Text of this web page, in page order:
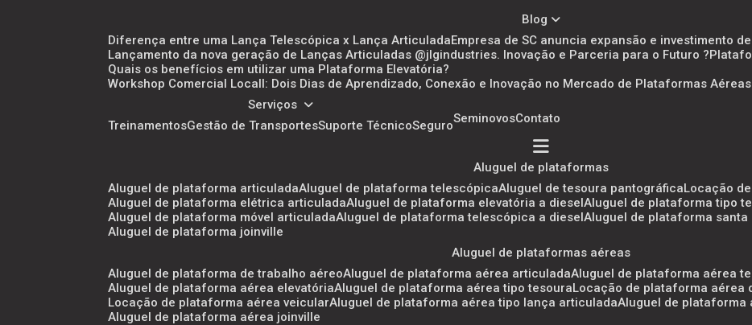
Blog
Diferença entre uma Lança Telescópica x Lança Articulada Empresa de SC anuncia expansão e investimento
Lançamento da nova geração de Lanças Articuladas @jlgindustries. Inovação e Parceria para o Futuro ?
Quais os benefícios em utilizar uma Plataforma Elevatória?
Workshop Comercial Locall: Dois Dias de Aprendizado, Conexão e Inovação no Mercado de Plataformas Aéreas
Serviços
Treinamentos
Gestão de Transportes Suporte Técnico Seguro Seminovos Contato
aluguel de plataformas
aluguel de plataforma articulada aluguel de plataforma telescópica aluguel de tesoura pantográfica locação
aluguel de plataforma elétrica articulada aluguel de plataforma elevatória a diesel aluguel de plataforma tipo
aluguel de plataforma móvel articulada aluguel de plataforma telescópica a diesel aluguel de plataforma
aluguel de plataforma joinville
aluguel de plataformas aéreas
aluguel de plataforma de trabalho aéreo aluguel de plataforma aérea articulada aluguel de plataforma aérea
aluguel de plataforma aérea elevatória aluguel de plataforma aérea tipo tesoura locação de plataforma aérea
locação de plataforma aérea veicular aluguel de plataforma aérea tipo lança articulada aluguel de
aluguel de plataforma aérea joinville